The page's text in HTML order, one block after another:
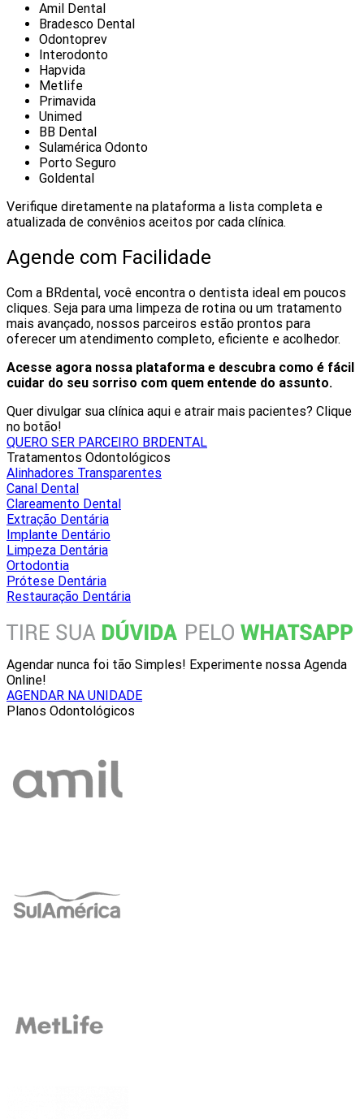
Amil Dental
Bradesco Dental
Odontoprev
Interodonto
Hapvida
Metlife
Primavida
Unimed
BB Dental
Sulamérica Odonto
Porto Seguro
Goldental
Verifique diretamente na plataforma a lista completa e
atualizada de convênios aceitos por cada clínica.
Agende com Facilidade
Com a BRdental, você encontra o dentista ideal em poucos
cliques. Seja para uma limpeza de rotina ou um tratamento
mais avançado, nossos parceiros estão prontos para
oferecer um atendimento completo, eficiente e acolhedor.
Acesse agora nossa plataforma e descubra como é fácil
cuidar do seu sorriso com quem entende do assunto.
Quer divulgar sua clínica aqui e atrair mais pacientes? Clique
no botão!
QUERO SER PARCEIRO BRDENTAL
Tratamentos Odontológicos
Alinhadores Transparentes
Canal Dental
Clareamento Dental
Extração Dentária
Implante Dentário
Limpeza Dentária
Ortodontia
Prótese Dentária
Restauração Dentária
Agendar nunca foi tão Simples! Experimente nossa Agenda
Online!
AGENDAR NA UNIDADE
Planos Odontológicos